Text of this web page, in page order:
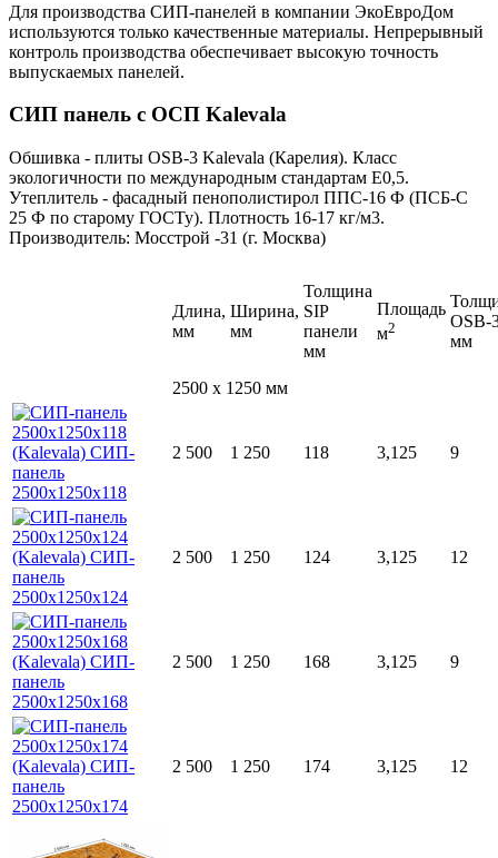
Для производства СИП-панелей в компании ЭкоЕвроДом
используются только качественные материалы. Непрерывный
контроль производства обеспечивает высокую точность
выпускаемых панелей.
СИП панель с ОСП Kalevala
Обшивка - плиты ОSB-3 Kalevala (Карелия). Класс
экологичности по международным стандартам Е0,5.
Утеплитель - фасадный пенополистирол ППС-16 Ф (ПСБ-С
25 Ф по старому ГОСТу). Плотность 16-17 кг/м3.
Производитель: Мосстрой -31 (г. Москва)
Длина,
мм
Ширина,
мм
Толщина
SIP
панели
мм
Площадь
м2
OSB-
мм
2500 x 1250 мм
2 500 1 250 118 3,125 9
2 500 1 250 124 3,125 12
2 500 1 250 168 3,125 9
2 500 1 250 174 3,125 12